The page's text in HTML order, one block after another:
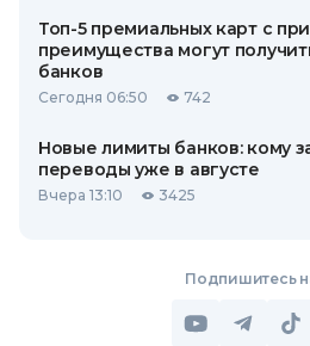
Топ-5 премиальных карт с
преимущества могут
банков
Сегодня 06:50 742
Новые лимиты банков: кому
переводы уже в августе
Вчера 13:10 3425
Подпишитесь